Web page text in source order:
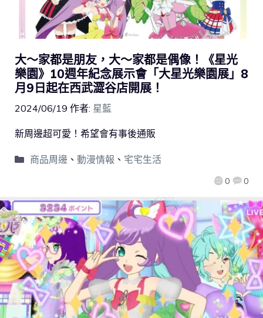
大～家都是朋友，大～家都是偶像！《星光
樂園》10週年紀念展示會「大星光樂園展」8
月9日起在西武澀谷店開展！
2024/06/19 作者: 星藍
0 0
新周邊超可愛！希望會有事後通販
商品周邊 、 動漫情報 、 宅宅生活